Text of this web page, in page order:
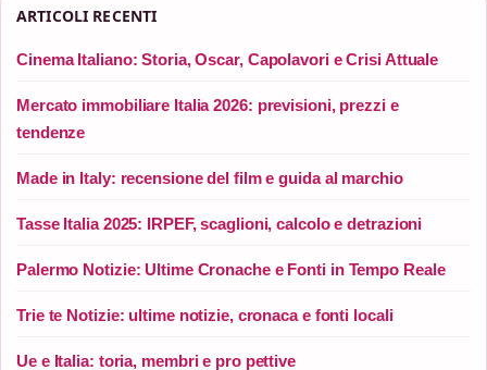
ARTICOLI RECENTI
Cinema Italiano: Storia, Oscar, Capolavori e Crisi Attuale
Mercato immobiliare Italia 2026: previsioni, prezzi e
tendenze
Made in Italy: recensione del film e guida al marchio
Tasse Italia 2025: IRPEF, scaglioni, calcolo e detrazioni
Palermo Notizie: Ultime Cronache e Fonti in Tempo Reale
Trie te Notizie: ultime notizie, cronaca e fonti locali
Ue e Italia: toria, membri e pro pettive